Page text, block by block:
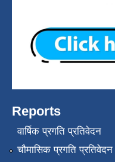
Reports
वार्षिक प्रगति प्रतिवेदन
चौमासिक प्रगति प्रतिवेदन